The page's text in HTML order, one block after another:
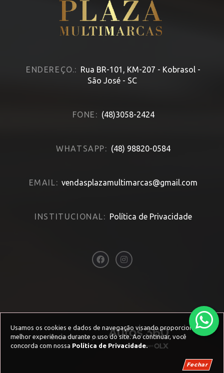
Usamos os cookies e dados de navegação visando proporcionar uma
melhor experiência durante o uso do site. Ao continuar, você
concorda com nossa Política de Privacidade.
Fechar
ENDEREÇO.: Rua BR-101, KM-207 - Kobrasol -
São José - SC
FONE: (48)3058-2424
WHATSAPP: (48) 98820-0584
EMAIL: vendasplazamultimarcas@gmail.com
INSTITUCIONAL: Política de Privacidade
Desenvolvido por